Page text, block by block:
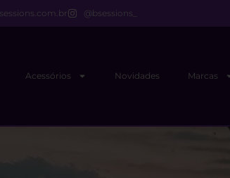
@bsessions_
Acessórios Novidades Marcas